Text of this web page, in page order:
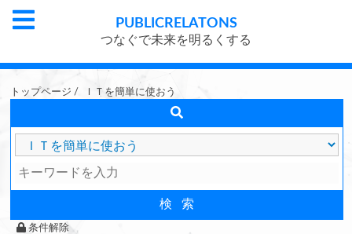
PUBLICRELATONS
つなぐで未来を明るくする
トップページ / ＩＴを簡単に使おう
条件解除